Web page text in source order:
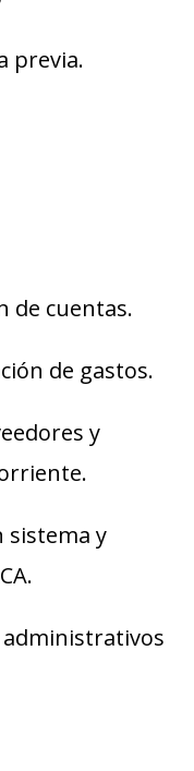
previa.
de cuentas.
de gastos.
y
sistema y